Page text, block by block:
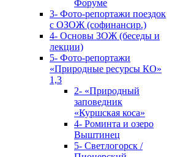
Форуме
3- Фото-репортажи поездок
с ОЗОЖ (софинансир.)
4- Основы ЗОЖ (беседы и
лекции)
5- Фото-репортажи
«Природные ресурсы КО»
1,3
2- «Природный
заповедник
«Куршская коса»
4- Роминта и озеро
Выштинец
5- Светлогорск /